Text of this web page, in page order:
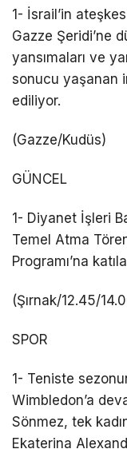
1- İsrail’in
Gazze Şeridi’ne
yansımaları ve
sonucu yaşanan
ediliyor.
(Gazze/Kudüs)
GÜNCEL
1- Diyanet İşleri
Temel Atma
Programı’na
(Şırnak/12.45/
SPOR
1- Teniste
Wimbledon’a
Sönmez, tek
Ekaterina